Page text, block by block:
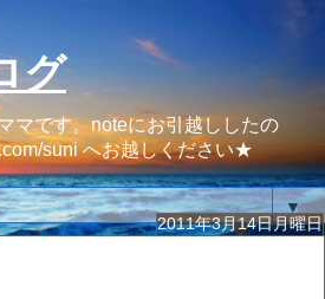
グ
マです。noteにお引越ししたの
suni へお越しください★
▼
2011年3月14日月曜日